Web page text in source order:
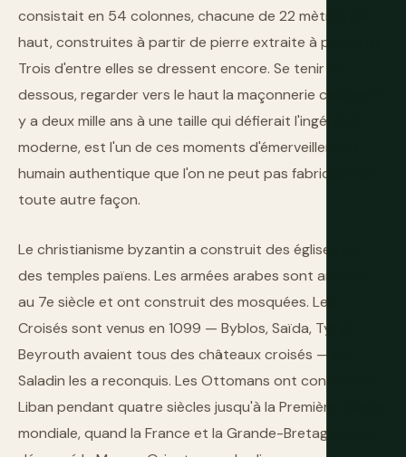
consistait en 54 colonnes, chacune de 22 mètres de
haut, construites à partir de pierre extraite à proximité.
Trois d'entre elles se dressent encore. Se tenir en
dessous, regarder vers le haut la maçonnerie coupée il
y a deux mille ans à une taille qui défierait l'ingénierie
moderne, est l'un de ces moments d'émerveillement
humain authentique que l'on ne peut pas fabriquer de
toute autre façon.
Le christianisme byzantin a construit des églises sur
des temples païens. Les armées arabes sont arrivées
au 7e siècle et ont construit des mosquées. Les
Croisés sont venus en 1099 — Byblos, Saïda, Tyr et
Beyrouth avaient tous des châteaux croisés — et
Saladin les a reconquis. Les Ottomans ont contrôlé le
Liban pendant quatre siècles jusqu'à la Première Guerre
mondiale, quand la France et la Grande-Bretagne ont